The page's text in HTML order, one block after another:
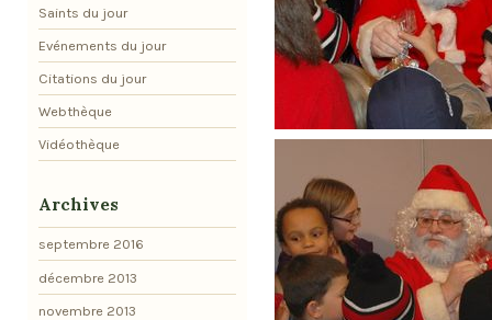
Saints du jour
Evénements du jour
Citations du jour
Webthèque
Vidéothèque
Archives
septembre 2016
décembre 2013
novembre 2013